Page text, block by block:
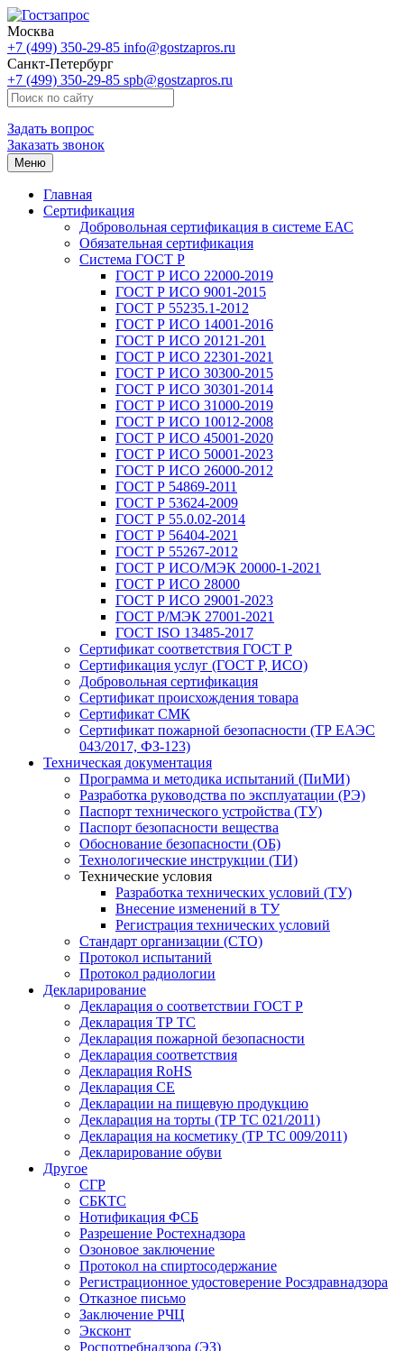
Москва
+7 (499) 350-29-85 info@gostzapros.ru
Санкт-Петербург
+7 (499) 350-29-85 spb@gostzapros.ru
Задать вопрос
Заказать звонок
Меню
Главная
Сертификация
Добровольная сертификация в системе ЕАС
Обязательная сертификация
Система ГОСТ Р
ГОСТ Р ИСО 22000-2019
ГОСТ Р ИСО 9001-2015
ГОСТ Р 55235.1-2012
ГОСТ Р ИСО 14001-2016
ГОСТ Р ИСО 20121-201
ГОСТ Р ИСО 22301-2021
ГОСТ Р ИСО 30300-2015
ГОСТ Р ИСО 30301-2014
ГОСТ Р ИСО 31000-2019
ГОСТ Р ИСО 10012-2008
ГОСТ Р ИСО 45001-2020
ГОСТ Р ИСО 50001-2023
ГОСТ Р ИСО 26000-2012
ГОСТ Р 54869-2011
ГОСТ Р 53624-2009
ГОСТ Р 55.0.02-2014
ГОСТ Р 56404-2021
ГОСТ Р 55267-2012
ГОСТ Р ИСО/МЭК 20000-1-2021
ГОСТ Р ИСО 28000
ГОСТ Р ИСО 29001-2023
ГОСТ Р/МЭК 27001-2021
ГОСТ ISO 13485-2017
Сертификат соответствия ГОСТ Р
Сертификация услуг (ГОСТ Р, ИСО)
Добровольная сертификация
Сертификат происхождения товара
Сертификат СМК
Сертификат пожарной безопасности (ТР ЕАЭС
043/2017, ФЗ-123)
Техническая документация
Программа и методика испытаний (ПиМИ)
Разработка руководства по эксплуатации (РЭ)
Паспорт технического устройства (ТУ)
Паспорт безопасности вещества
Обоснование безопасности (ОБ)
Технологические инструкции (ТИ)
Технические условия
Разработка технических условий (ТУ)
Внесение изменений в ТУ
Регистрация технических условий
Стандарт организации (СТО)
Протокол испытаний
Протокол радиологии
Декларирование
Декларация о соответствии ГОСТ Р
Декларация ТР ТС
Декларация пожарной безопасности
Декларация соответствия
Декларация RoHS
Декларация СЕ
Декларации на пищевую продукцию
Декларация на торты (ТР ТС 021/2011)
Декларация на косметику (ТР ТС 009/2011)
Декларирование обуви
Другое
СГР
СБКТС
Нотификация ФСБ
Разрешение Ростехнадзора
Озоновое заключение
Протокол на спиртосодержание
Регистрационное удостоверение Росздравнадзора
Отказное письмо
Заключение РЧЦ
Эксконт
Роспотребнадзора (ЭЗ)